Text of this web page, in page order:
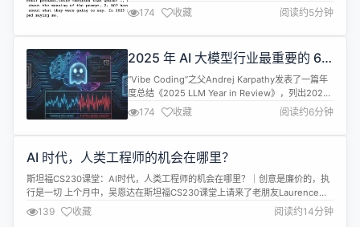
的思考。 从“随机鹦鹉”到现实： 多年以来，尽管功能
证据和科学线索不断积累，某些 AI 研究人员仍坚称
大语言模型（LLM）只是“随机鹦鹉”：即一种仅凭概
义没有任何...
174 收藏 阅读约5分钟
2025 年 AI 大模型行业最重要的 6
大技术成果
“Vibe Coding”之父Andrej Karpathy发表了一篇年
度总结《2025 LLM Year in Review》，列出2025
年大模型行业最重要的6大技术成果，写得非常通俗
易懂： 1. RLVR（可验证奖励强化学习） 今年以前，
大模型的主流训练方案，就那三样——
么预测； 2️⃣SF...
174 收藏 阅读约6分钟
AI 时代，人类工程师的机会在哪里？
斯坦福CS230课堂：AI时代，人类工程师的机会在哪里？｜创意是廉价的，执
行是一切 上个月中，吴恩达在斯坦福CS230课堂上请来了老朋友Laurence
Moroney（ARM AI负责人、前Google TensorFlow首席布道者），两人围绕
AI职业发展给出了一系列直白建议。这堂课的价值在于：讲者既是AI技术一线
139 收藏 阅读约14分钟